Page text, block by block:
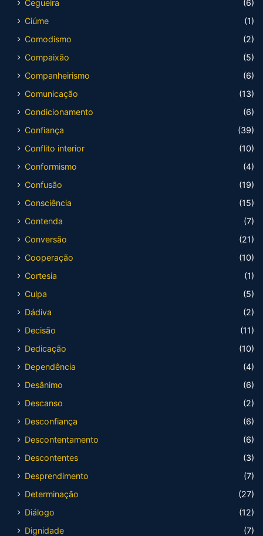
Cegueira
(6)
Ciúme
(1)
Comodismo
(2)
Compaixão
(5)
Companheirismo
(6)
Comunicação
(13)
Condicionamento
(6)
Confiança
(39)
Conflito interior
(10)
Conformismo
(4)
Confusão
(19)
Consciência
(15)
Contenda
(7)
Conversão
(21)
Cooperação
(10)
Cortesia
(1)
Culpa
(5)
Dádiva
(2)
Decisão
(11)
Dedicação
(10)
Dependência
(4)
Desânimo
(6)
Descanso
(2)
Desconfiança
(6)
Descontentamento
(6)
Descontentes
(3)
Desprendimento
(7)
Determinação
(27)
Diálogo
(12)
Dignidade
(7)